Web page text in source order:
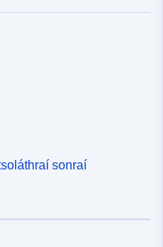
sonraí